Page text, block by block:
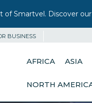
of Smartvel. Discover
BUSINESS
AFRICA ASIA
NORTH